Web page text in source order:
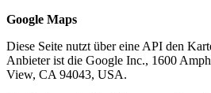
Google Maps
Diese Seite nutzt über eine API den
Anbieter ist die Google Inc., 1600
View, CA 94043, USA.